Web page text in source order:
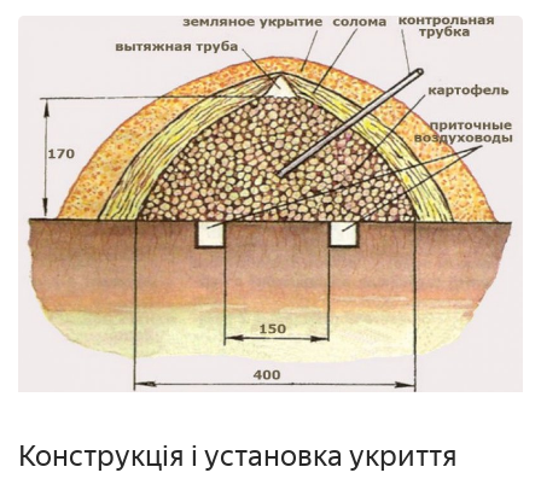
Конструкція і установка укриття